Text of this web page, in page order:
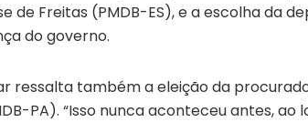
de Freitas (PMDB-ES), e a escolha da
do governo.
ressalta também a eleição da
PA). “Isso nunca aconteceu antes, ao